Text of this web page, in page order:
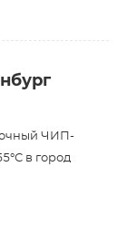
ЧИП-
в город